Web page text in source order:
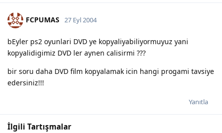
FCPUMAS 27 Eyl 2004
bEyler ps2 oyunlari DVD ye kopyaliyabiliyormuyuz yani
kopyalidigimiz DVD ler aynen calisirmi ???
bir soru daha DVD film kopyalamak icin hangi progami tavsiye
edersiniz!!!
Yanıtla
İlgili Tartışmalar